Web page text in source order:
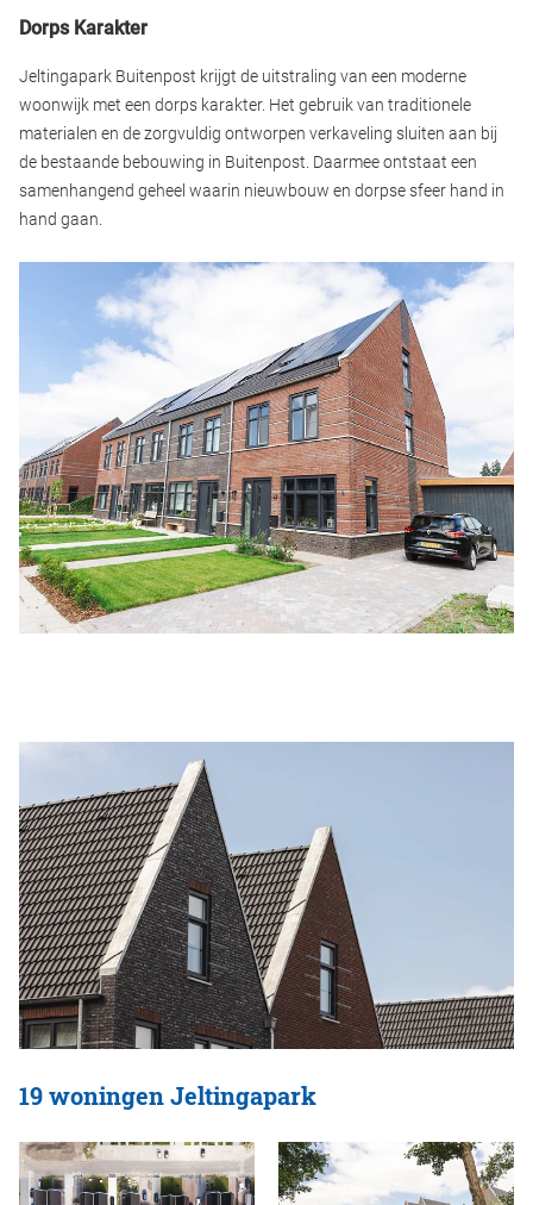
Dorps Karakter
Jeltingapark Buitenpost krijgt de uitstraling van een moderne
woonwijk met een dorps karakter. Het gebruik van traditionele
materialen en de zorgvuldig ontworpen verkaveling sluiten aan bij
de bestaande bebouwing in Buitenpost. Daarmee ontstaat een
samenhangend geheel waarin nieuwbouw en dorpse sfeer hand in
hand gaan.
19 woningen Jeltingapark